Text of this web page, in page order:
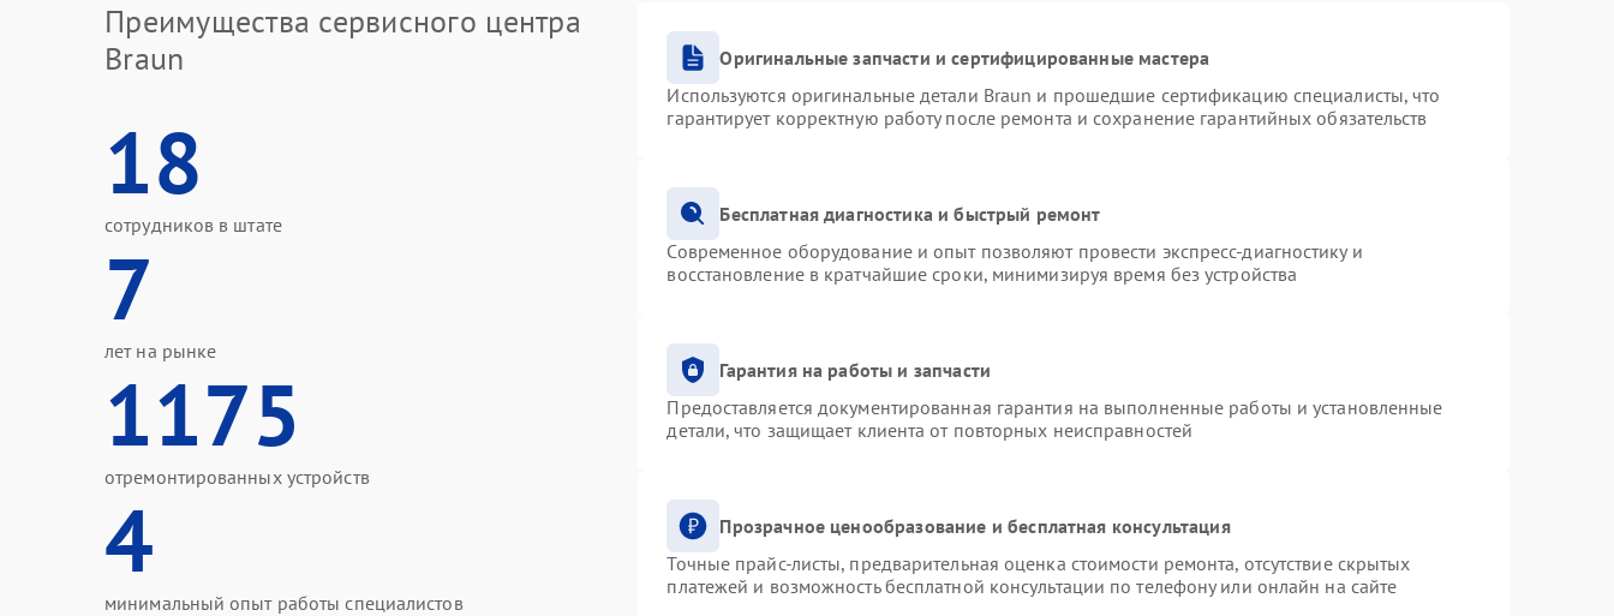
Преимущества сервисного центра
Braun
18
сотрудников в штате
7
лет на рынке
1175
отремонтированных устройств
4
минимальный опыт работы специалистов
Оригинальные запчасти и сертифицированные мастера
Используются оригинальные детали Braun и прошедшие сертификацию специалисты, что
гарантирует корректную работу после ремонта и сохранение гарантийных обязательств
Бесплатная диагностика и быстрый ремонт
Современное оборудование и опыт позволяют провести экспресс-диагностику и
восстановление в кратчайшие сроки, минимизируя время без устройства
Гарантия на работы и запчасти
Предоставляется документированная гарантия на выполненные работы и установленные
детали, что защищает клиента от повторных неисправностей
Прозрачное ценообразование и бесплатная консультация
Точные прайс-листы, предварительная оценка стоимости ремонта, отсутствие скрытых
платежей и возможность бесплатной консультации по телефону или онлайн на сайте